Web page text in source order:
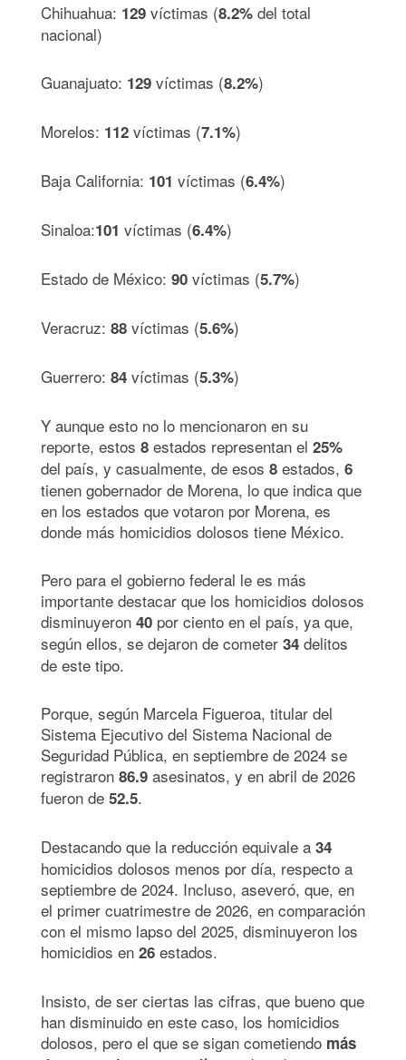
Chihuahua: 129 víctimas (8.2% del total
nacional)
Guanajuato: 129 víctimas (8.2%)
Morelos: 112 víctimas (7.1%)
Baja California: 101 víctimas (6.4%)
Sinaloa:101 víctimas (6.4%)
Estado de México: 90 víctimas (5.7%)
Veracruz: 88 víctimas (5.6%)
Guerrero: 84 víctimas (5.3%)
Y aunque esto no lo mencionaron en su
reporte, estos 8 estados representan el 25%
del país, y casualmente, de esos 8 estados, 6
tienen gobernador de Morena, lo que indica que
en los estados que votaron por Morena, es
donde más homicidios dolosos tiene México.
Pero para el gobierno federal le es más
importante destacar que los homicidios dolosos
disminuyeron 40 por ciento en el país, ya que,
según ellos, se dejaron de cometer 34 delitos
de este tipo.
Porque, según Marcela Figueroa, titular del
Sistema Ejecutivo del Sistema Nacional de
Seguridad Pública, en septiembre de 2024 se
registraron 86.9 asesinatos, y en abril de 2026
fueron de 52.5.
Destacando que la reducción equivale a 34
homicidios dolosos menos por día, respecto a
septiembre de 2024. Incluso, aseveró, que, en
el primer cuatrimestre de 2026, en comparación
con el mismo lapso del 2025, disminuyeron los
homicidios en 26 estados.
Insisto, de ser ciertas las cifras, que bueno que
han disminuido en este caso, los homicidios
dolosos, pero el que se sigan cometiendo más